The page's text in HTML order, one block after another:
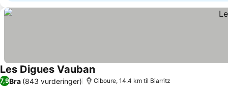
Les Digues VaubanSe priser
7,9Bra (843 vurderinger) Ciboure, 14.4 km til Biarritz